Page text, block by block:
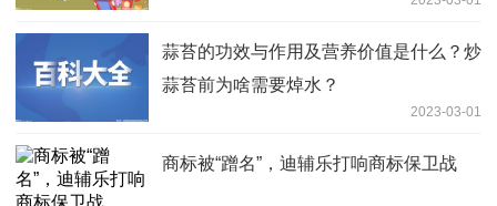
蒜苔的功效与作用及营养价值是什么？炒
蒜苔前为啥需要焯水？
2023-03-01
商标被“蹭名”，迪辅乐打响商标保卫战